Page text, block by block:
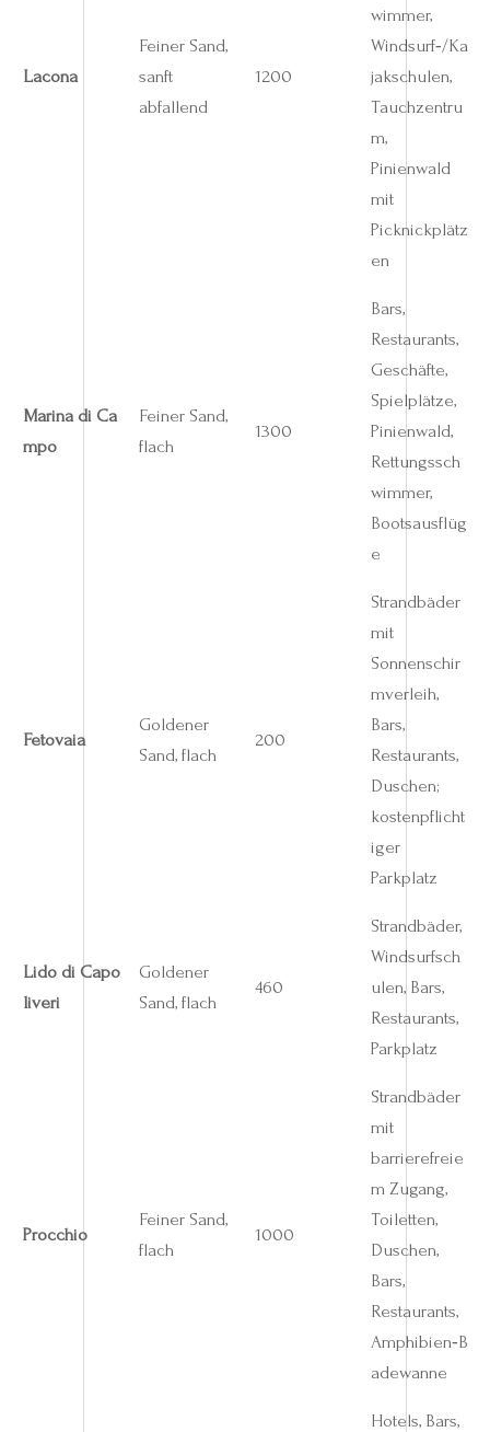
Lacona
Feiner Sand,
sanft
abfallend
1200
wimmer,
Windsurf‑/Ka
jakschulen,
Tauchzentru
m,
Pinienwald
mit
Picknickplätz
en
Marina di Ca
mpo
Feiner Sand,
flach
1300
Bars,
Restaurants,
Geschäfte,
Spielplätze,
Pinienwald,
Rettungssch
wimmer,
Bootsausflüg
e
Fetovaia
Goldener
Sand, flach
200
Strandbäder
mit
Sonnenschir
mverleih,
Bars,
Restaurants,
Duschen;
kostenpflicht
iger
Parkplatz
Lido di Capo
liveri
Goldener
Sand, flach
460
Strandbäder,
Windsurfsch
ulen, Bars,
Restaurants,
Parkplatz
Procchio
Feiner Sand,
flach
1000
Strandbäder
mit
barrierefreie
m Zugang,
Toiletten,
Duschen,
Bars,
Restaurants,
Amphibien‑B
adewanne
Hotels, Bars,